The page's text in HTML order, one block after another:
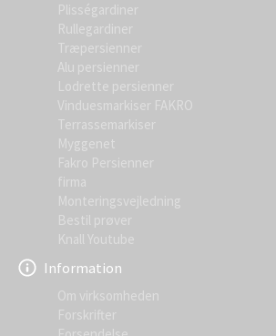
Plisségardiner
Rullegardiner
Træpersienner
Alu persienner
Lodrette persienner
Vinduesmarkiser FAKRO
Terrassemarkiser
Myggenet
Fakro Persienner
firma
Monteringsvejledning
Bestil prøver
Knall Youtube
Information
Om virksomheden
Forskrifter